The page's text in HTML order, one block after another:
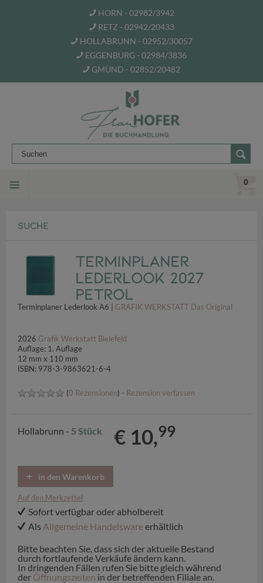
HORN - 02982/3942
RETZ - 02942/20433
HOLLABRUNN - 02952/30057
EGGENBURG - 02984/3836
GMÜND - 02852/20482
0
SUCHE
Terminplaner
Lederlook 2027
Petrol
Terminplaner Lederlook A6 | GRAFIK WERKSTATT Das Original
2026 Grafik Werkstatt Bielefeld
Auflage: 1. Auflage
12 mm x 110 mm
ISBN: 978-3-9863621-6-4
(0 Rezensionen) - Rezension verfassen
Hollabrunn - 5 Stück € 10,99
in den Warenkorb
Auf den Merkzettel
Sofort verfügbar oder abholbereit
Als Allgemeine Handelswareerhältlich
Bitte beachten Sie, dass sich der aktuelle Bestand
durch fortlaufende Verkäufe ändern kann.
In dringenden Fällen rufen Sie bitte gleich während
der Öffnungszeiten in der betreffenden Filiale an.